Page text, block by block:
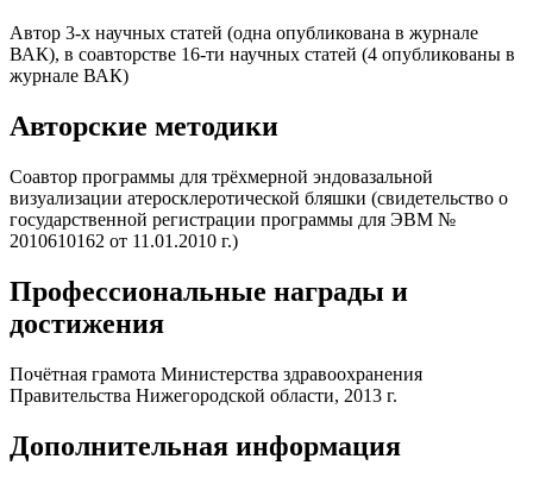
Автор 3-х научных статей (одна опубликована в журнале
ВАК), в соавторстве 16-ти научных статей (4 опубликованы в
журнале ВАК)
Авторские методики
Соавтор программы для трёхмерной эндовазальной
визуализации атеросклеротической бляшки (свидетельство о
государственной регистрации программы для ЭВМ №
2010610162 от 11.01.2010 г.)
Профессиональные награды и
достижения
Почётная грамота Министерства здравоохранения
Правительства Нижегородской области, 2013 г.
Дополнительная информация